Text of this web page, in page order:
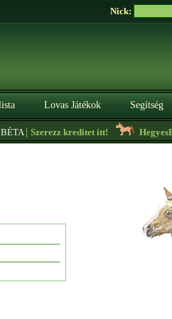
Nick:
Lovas Játékok Segítség
|Szerezz kreditet itt!